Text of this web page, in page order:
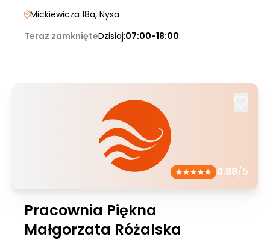
Mickiewicza 18a, Nysa
Teraz zamknięteDzisiaj:07:00-18:00
4.88/5
Pracownia Piękna
Małgorzata Różalska